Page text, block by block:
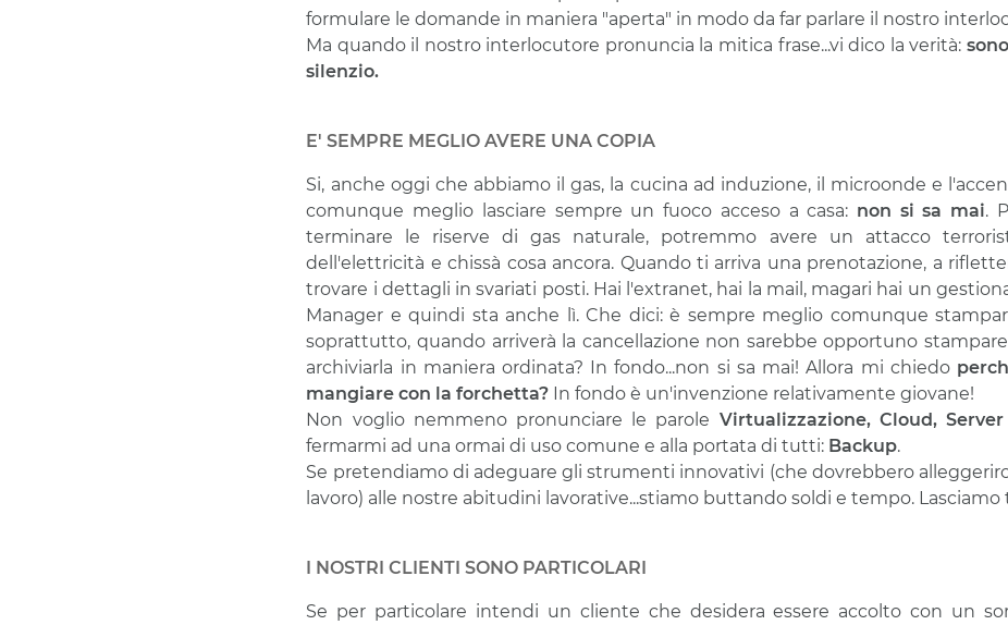
formulare le domande in maniera "aperta" in modo da far parlare il nostro
Ma quando il nostro interlocutore pronuncia la mitica frase...vi dico la verità:
silenzio.
E' SEMPRE MEGLIO AVERE UNA COPIA
Si, anche oggi che abbiamo il gas, la cucina ad induzione, il microonde e
comunque meglio lasciare sempre un fuoco acceso a casa: non si sa mai.
terminare le riserve di gas naturale, potremmo avere un attacco
dell'elettricità e chissà cosa ancora. Quando ti arriva una prenotazione, a
trovare i dettagli in svariati posti. Hai l'extranet, hai la mail, magari hai un
Manager e quindi sta anche lì. Che dici: è sempre meglio comunque
soprattutto, quando arriverà la cancellazione non sarebbe opportuno
archiviarla in maniera ordinata? In fondo...non si sa mai! Allora mi chiedo
mangiare con la forchetta? In fondo è un'invenzione relativamente giovane!
Non voglio nemmeno pronunciare le parole Virtualizzazione, Cloud,
fermarmi ad una ormai di uso comune e alla portata di tutti: Backup.
Se pretendiamo di adeguare gli strumenti innovativi (che dovrebbero
lavoro) alle nostre abitudini lavorative...stiamo buttando soldi e tempo.
I NOSTRI CLIENTI SONO PARTICOLARI
Se per particolare intendi un cliente che desidera essere accolto con un